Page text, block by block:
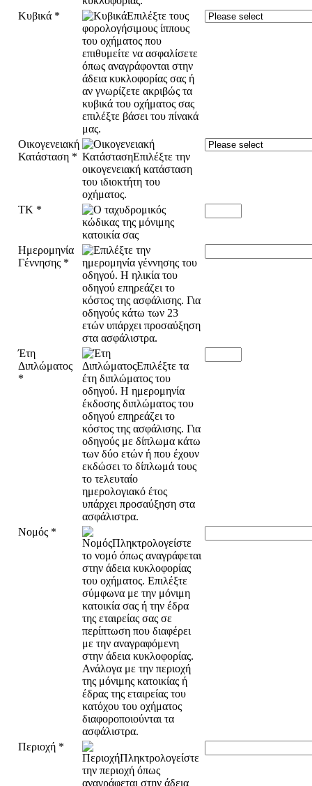
Κυβικά *
Οικογενειακή
Κατάσταση *
ΤΚ *
Ημερομηνία
Γέννησης *
Έτη
Διπλώματος
*
Νομός *
Περιοχή *